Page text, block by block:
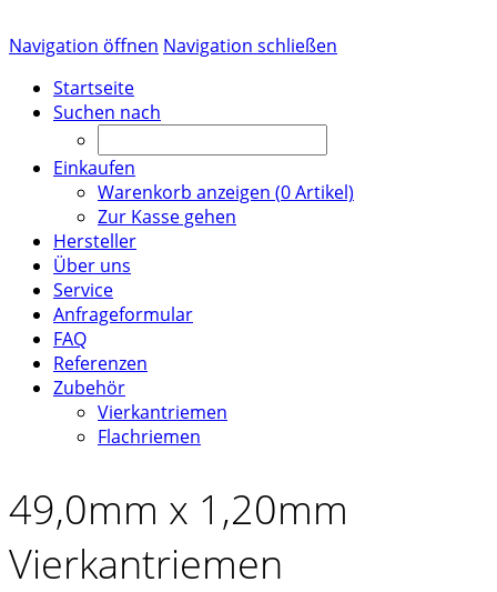
Navigation öffnen Navigation schließen
Startseite
Suchen nach
Einkaufen
Warenkorb anzeigen (0Artikel)
Zur Kasse gehen
Hersteller
Über uns
Service
Anfrageformular
FAQ
Referenzen
Zubehör
Vierkantriemen
Flachriemen
49,0mm x 1,20mm
Vierkantriemen